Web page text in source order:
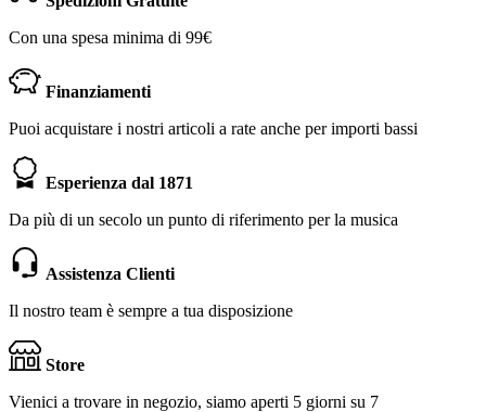
Con una spesa minima di 99€
Finanziamenti
Puoi acquistare i nostri articoli a rate anche per importi bassi
Esperienza dal 1871
Da più di un secolo un punto di riferimento per la musica
Assistenza Clienti
Il nostro team è sempre a tua disposizione
Store
Vienici a trovare in negozio, siamo aperti 5 giorni su 7